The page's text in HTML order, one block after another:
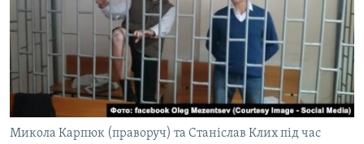
Микола Карпюк (праворуч) та Станіслав Клих під час